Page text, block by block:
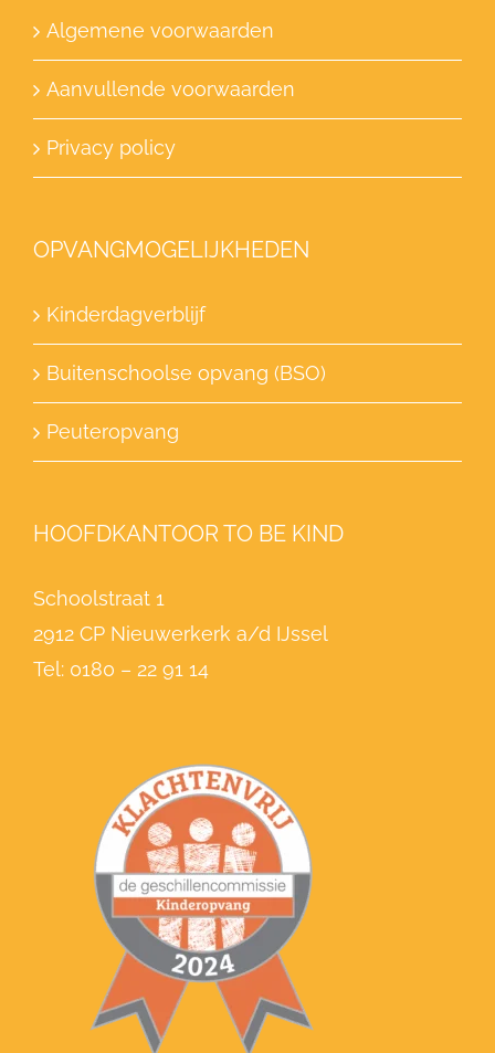
Algemene voorwaarden
Aanvullende voorwaarden
Privacy policy
OPVANGMOGELIJKHEDEN
Kinderdagverblijf
Buitenschoolse opvang (BSO)
Peuteropvang
HOOFDKANTOOR TO BE KIND
Schoolstraat 1
2912 CP Nieuwerkerk a/d IJssel
Tel: 0180 – 22 91 14